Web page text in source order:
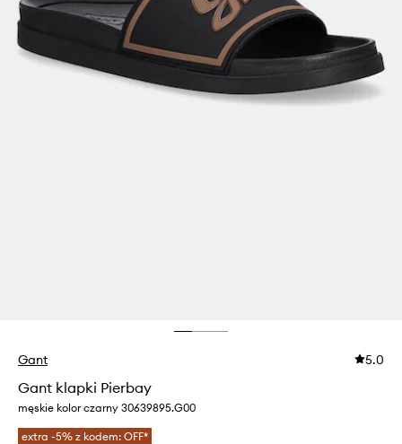
Gant 5.0
Gant klapki Pierbay
męskie kolor czarny 30639895.G00
extra -5% z kodem: OFF*